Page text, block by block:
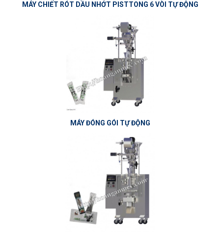
MÁY CHIẾT RÓT DẦU NHỚT PISTTONG 6 VÒI TỰ ĐỘNG
MÁY ĐÓNG GÓI TỰ ĐỘNG